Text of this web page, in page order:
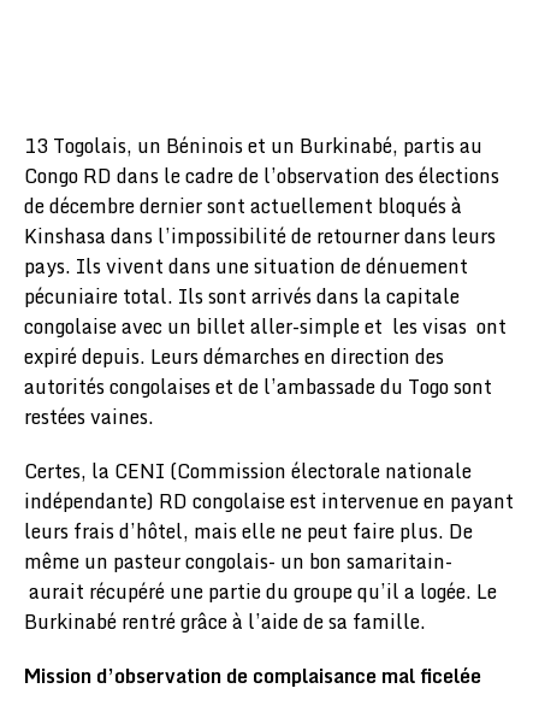
13 Togolais, un Béninois et un Burkinabé, partis au
Congo RD dans le cadre de l’observation des élections
de décembre dernier sont actuellement bloqués à
Kinshasa dans l’impossibilité de retourner dans leurs
pays. Ils vivent dans une situation de dénuement
pécuniaire total. Ils sont arrivés dans la capitale
congolaise avec un billet aller-simple et les visas ont
expiré depuis. Leurs démarches en direction des
autorités congolaises et de l’ambassade du Togo sont
restées vaines.
Certes, la CENI (Commission électorale nationale
indépendante) RD congolaise est intervenue en payant
leurs frais d’hôtel, mais elle ne peut faire plus. De
même un pasteur congolais- un bon samaritain-
aurait récupéré une partie du groupe qu’il a logée. Le
Burkinabé rentré grâce à l’aide de sa famille.
Mission d’observation de complaisance mal ficelée